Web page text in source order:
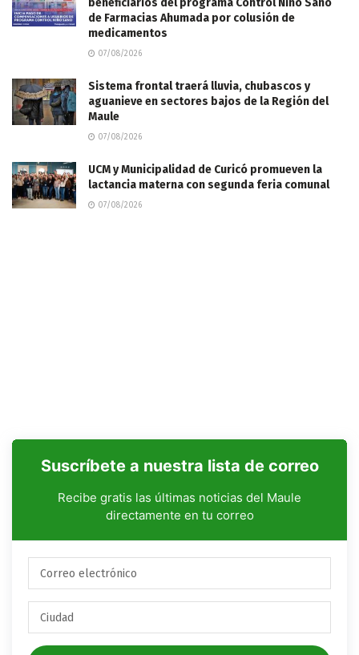
beneficiarios del programa Control Niño Sano
de Farmacias Ahumada por colusión de
medicamentos
07/08/2026
Sistema frontal traerá lluvia, chubascos y
aguanieve en sectores bajos de la Región del
Maule
07/08/2026
UCM y Municipalidad de Curicó promueven la
lactancia materna con segunda feria comunal
07/08/2026
Suscríbete a nuestra lista de correo
Recibe gratis las últimas noticias del Maule
directamente en tu correo